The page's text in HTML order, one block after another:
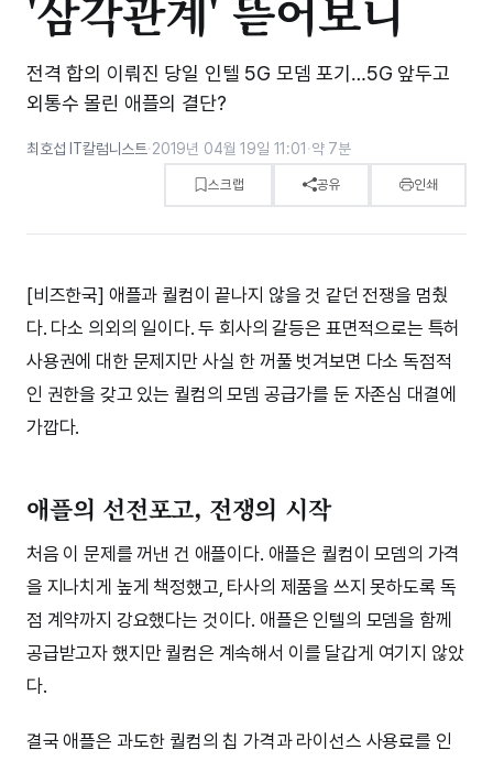
전격 합의 이뤄진 당일 인텔 5G 모뎀 포기…5G 앞두고
외통수 몰린 애플의 결단?
최호섭 IT칼럼니스트·2019년 04월 19일 11:01 ·약 7분
스크랩 공유 인쇄
[비즈한국] 애플과 퀄컴이 끝나지 않을 것 같던 전쟁을 멈췄
다. 다소 의외의 일이다. 두 회사의 갈등은 표면적으로는 특허
사용권에 대한 문제지만 사실 한 꺼풀 벗겨보면 다소 독점적
인 권한을 갖고 있는 퀄컴의 모뎀 공급가를 둔 자존심 대결에
가깝다.
애플의 선전포고, 전쟁의 시작
처음 이 문제를 꺼낸 건 애플이다. 애플은 퀄컴이 모뎀의 가격
을 지나치게 높게 책정했고, 타사의 제품을 쓰지 못하도록 독
점 계약까지 강요했다는 것이다. 애플은 인텔의 모뎀을 함께
공급받고자 했지만 퀄컴은 계속해서 이를 달갑게 여기지 않았
다.
결국 애플은 과도한 퀄컴의 칩 가격과 라이선스 사용료를 인